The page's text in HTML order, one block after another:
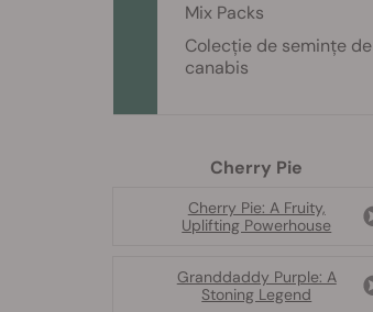
Mix Packs
Colecție de semințe de
canabis
Cherry Pie
Cherry Pie: A Fruity,
Uplifting Powerhouse
Granddaddy Purple: A
Stoning Legend